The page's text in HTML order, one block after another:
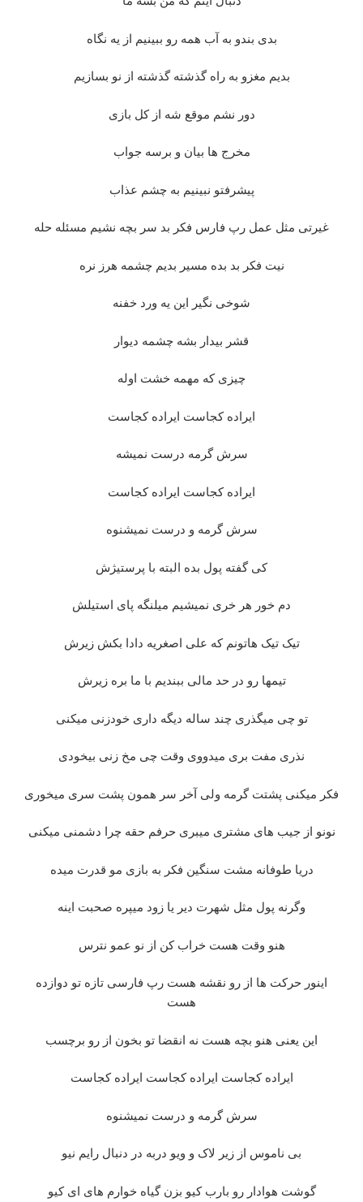
بدی بندو به آب همه رو ببینیم از یه نگاه
بدیم مغزو به راه گذشته گذشته از نو بسازیم
دور نشم موقع شه از کل بازی
مخرج ها بیان و برسه جواب
پیشرفتو نبینیم به چشم عذاب
غیرتی مثل عمل رپ فارس فکر بد سر بچه نشیم مسئله حله
نیت فکر بد بده مسیر بدیم چشمه هرز نره
شوخی نگیر این یه ورد خفنه
قشر بیدار بشه چشمه دیوار
چیزی که مهمه خشت اوله
ایراده کجاست ایراده کجاست
سرش گرمه درست نمیشه
ایراده کجاست ایراده کجاست
سرش گرمه و درست نمیشنوه
کی گفته پول بده البته با پرستیژش
دم خور هر خری نمیشیم میلنگه پای استیلش
تیک تیک هاتونم که علی اصغریه دادا بکش زیرش
تیمها رو در حد مالی ببندیم با ما بره زیرش
تو چی میگذری چند ساله دیگه داری خودزنی میکنی
نذری مفت بری میدووی وقت چی مخ زنی بیخودی
فکر میکنی پشتت گرمه ولی آخر سر همون پشت سری میخوری
نونو از جیب های مشتری میبری حرفم حقه چرا دشمنی میکنی
دریا طوفانه مشت سنگین فکر به بازی مو قدرت میده
وگرنه پول مثل شهرت دیر یا زود میپره صحبت اینه
هنو وقت هست خراب کن از نو عمو نترس
اینور حرکت ها از رو نقشه هست رپ فارسی تازه تو دوازده
هست
این یعنی هنو بچه هست نه انقضا تو بخون از رو برچسب
ایراده کجاست ایراده کجاست ایراده کجاست
سرش گرمه و درست نمیشنوه
بی ناموس از زیر لاک و ویو دربه در دنبال رایم نیو
گوشت هوادار رو بارب کیو بزن گیاه خوارم های ای کیو